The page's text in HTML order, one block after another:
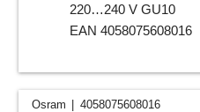
220…240 V GU10
EAN 4058075608016
Osram 4058075608016